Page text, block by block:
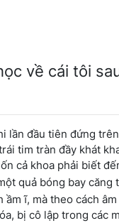
về cái tôi
lần đầu tiên đứng
tim tràn đầy khát
cả khoa phải biết
quả bóng bay
ĩ, mà theo cách
bị cô lập trong các